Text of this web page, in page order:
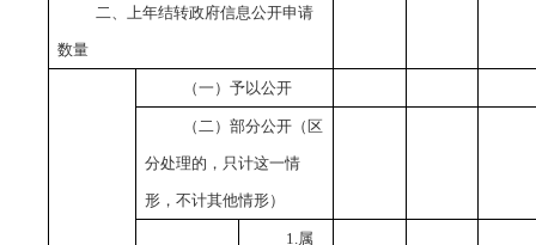
二、上年结转政府信息公开申请
数量
（一）予以公开
（二）部分公开（区
分处理的，只计这一情
形，不计其他情形）
1.属